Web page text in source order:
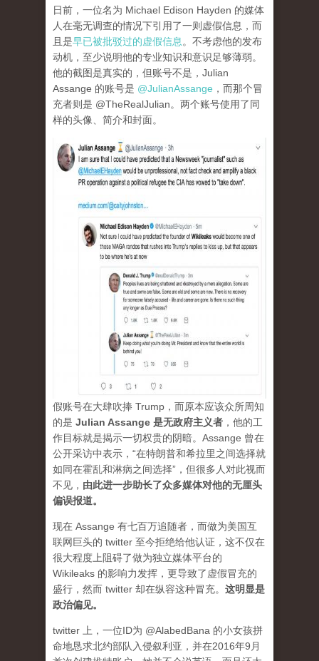
日前，一位名为 Michael Edison Hayden 的媒体
人在毫无调查的情况下引用了一则虚假信息，而
且是早已被批驳过的虚假信息 。不考虑他的发布
动机，至少说明他的专业知识和意识足够薄弱。
他的截图是真实的，但账号不是，Julian
Assange 的账号是 @JulianAssange ，而那个冒
充者则是 @TheRealJulian。两个账号使用了同
样的头像、简介和封面。
假账号在大肆吹捧 Trump，而原本应该众所周知
的是 Julian Assange 是无政府主义者 ，他的工
作目标就是揭示一切权贵的阴暗。Assange 曾在
公开采访中表示，“在特朗普和希拉里之间选择就
如同在霍乱和淋病之间选择”，但很多人对此视而
不见， 由此进一步助长了众多媒体对他的无厘头
偏误报道。
现在 Assange 有七百万追随者，而做为美国互
联网巨头的 twitter 至今拒绝给他认证，这不仅在
很大程度上阻碍了做为独立媒体平台的
Wikileaks 的影响力发挥，更导致了虚假冒充的
盛行，然而 twitter 却在纵容这种冒充。 这明显是
政治偏见。
twitter 上，一位ID为 @AlabedBana 的小女孩拼
命地恳求北约部队入侵叙利亚，并在2016年9月